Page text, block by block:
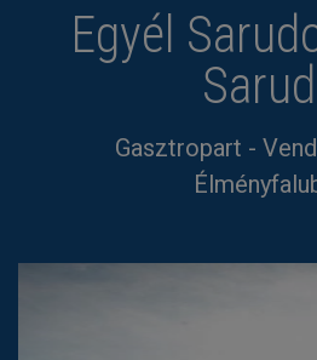
Egyél
Gasztropart -